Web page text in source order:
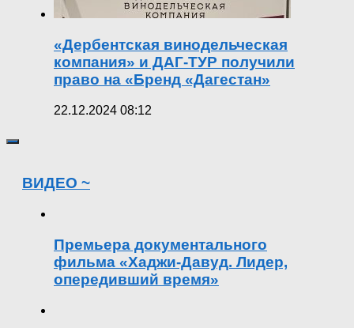
«Дербентская винодельческая
компания» и ДАГ-ТУР получили
право на «Бренд «Дагестан»
22.12.2024 08:12
ВИДЕО ~
Премьера документального
фильма «Хаджи-Давуд. Лидер,
опередивший время»